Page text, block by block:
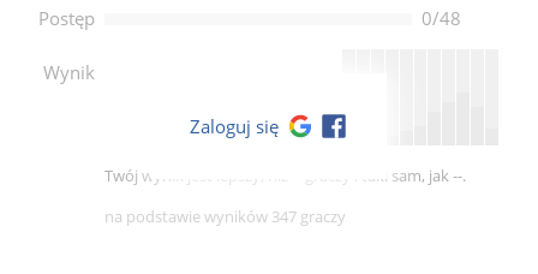
Postęp 0/48
Wynik --
Twój wynik jest lepszy, niż -- graczy i taki sam, jak --.
na podstawie wyników 347 graczy
Zaloguj się